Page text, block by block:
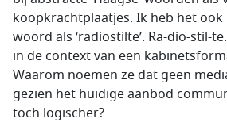
koopkrachtplaatjes. Ik heb het ook
woord als ‘radiostilte’. Ra-dio-stil-
in de context van een
Waarom noemen ze dat geen
gezien het huidige aanbod
toch logischer?